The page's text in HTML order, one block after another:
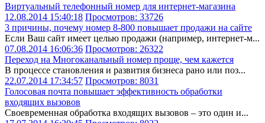
Виртуальный телефонный номер для интернет-магазина
12.08.2014 15:40:18 Просмотров: 33726
3 причины, почему номер 8-800 повышает продажи на сайте
Если Ваш сайт имеет целью продажи (например, интернет-м...
07.08.2014 16:06:36 Просмотров: 26322
Переход на Многоканальный номер проще, чем кажется
В процессе становления и развития бизнеса рано или поз...
22.07.2014 17:34:57 Просмотров: 8031
Голосовая почта повышает эффективность обработки
входящих вызовов
Своевременная обработка входящих вызовов – это один и...